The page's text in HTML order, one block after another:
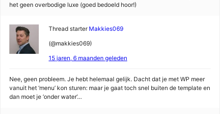
het geen overbodige luxe (goed bedoeld hoor!)
Thread starter Makkies069
(@makkies069)
15 jaren, 6 maanden geleden
Nee, geen probleem. Je hebt helemaal gelijk. Dacht dat je met WP meer
vanuit het ‘menu’ kon sturen: maar je gaat toch snel buiten de template en
dan moet je ‘onder water’…